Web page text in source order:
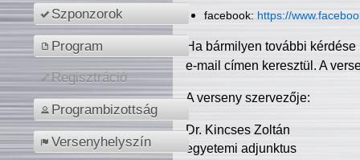
Szponzorok
Program
Regisztráció
Programbizottság
Versenyhelyszín
facebook: https://
Ha bármilyen további
e-mail címen keresztül. A
A verseny szervezője:
Dr. Kincses Zoltán
egyetemi adjunktus